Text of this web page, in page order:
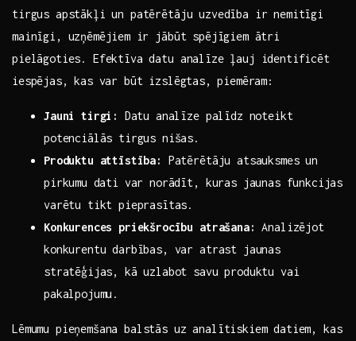
tirgus ‍apstākļi un patērētāju uzvedība ir nemitīgi‍
mainīgi, uzņēmējiem⁣ ir jābūt spējīgiem ātri
pielāgoties. Efektīva datu analīze ļauj identificēt
iespējas, kas ⁢var ‌būt izslēgtas, ⁤piemēram:
Jauni tirgi:
⁤Datu analīze ‌palīdz noteikt
potenciālās tirgus nišas.
Produktu attīstība:
‌Patērētāju atsauksmes un
pirkumu⁢ dati var norādīt, kuras jaunas funkcijas
varētu tikt‌ pieprasītas.
Konkurences ‍priekšrocību atrašana: Analizējot
konkurentu ‌darbības, ​var atrast jaunas
stratēģijas, kā uzlabot savu produktu vai
pakalpojumu.
Lēmumu pieņemšana balstās ‍uz analītiskiem​ datiem, ⁣kas⁢